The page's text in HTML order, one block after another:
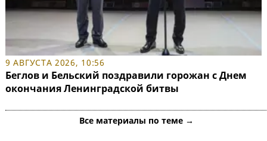
9 АВГУСТА 2026, 10:56
Беглов и Бельский поздравили горожан с Днем
окончания Ленинградской битвы
Все материалы по теме →